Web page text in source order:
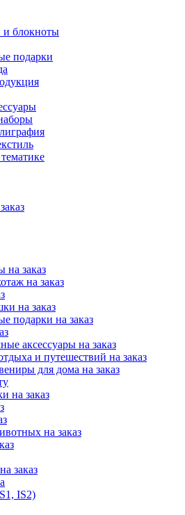
блокноты
подарки
на заказ
на заказ
на заказ
подарки на заказ
аксессуары на заказ
и путешествий на заказ
для дома на заказ
на заказ
на заказ
заказ
IS2)